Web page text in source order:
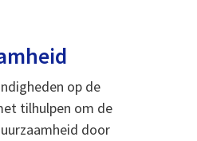
op de
tilhulpen om de
door